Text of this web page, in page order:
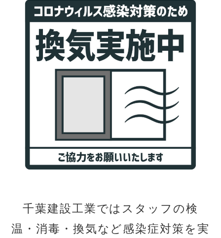
千葉建設工業ではスタッフの検
温・消毒・換気など感染症対策を実